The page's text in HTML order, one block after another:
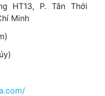
HT13, P. Tân Thới
Minh